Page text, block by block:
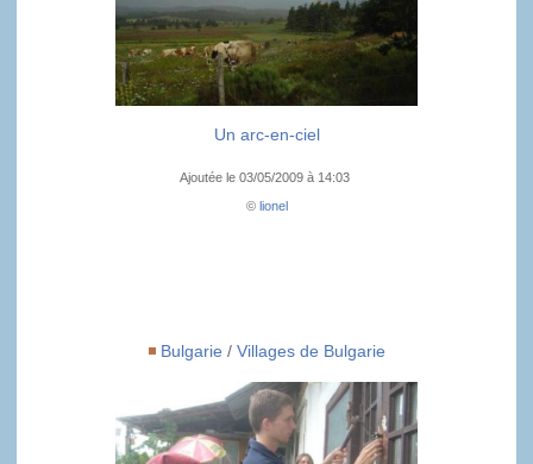
Un arc-en-ciel
Ajoutée le 03/05/2009 à 14:03
© lionel
Bulgarie / Villages de Bulgarie